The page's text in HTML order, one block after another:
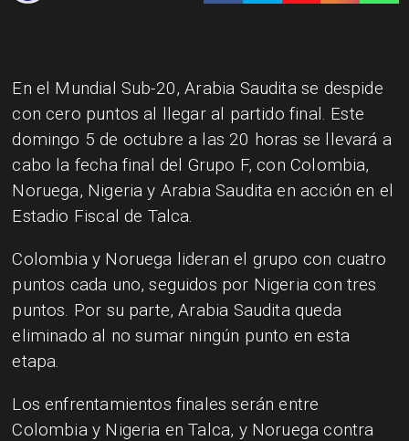
En el Mundial Sub-20, Arabia Saudita se despide
con cero puntos al llegar al partido final. Este
domingo 5 de octubre a las 20 horas se llevará a
cabo la fecha final del Grupo F, con Colombia,
Noruega, Nigeria y Arabia Saudita en acción en el
Estadio Fiscal de Talca.
Colombia y Noruega lideran el grupo con cuatro
puntos cada uno, seguidos por Nigeria con tres
puntos. Por su parte, Arabia Saudita queda
eliminado al no sumar ningún punto en esta
etapa.
Los enfrentamientos finales serán entre
Colombia y Nigeria en Talca, y Noruega contra